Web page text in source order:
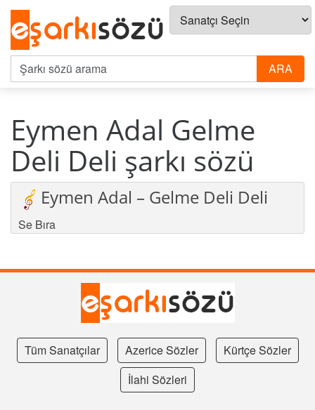
Eymen Adal Gelme
Deli Deli şarkı sözü
Eymen Adal – Gelme Deli Deli
Se Bıra
Tüm Sanatçılar Azerice Sözler
Kürtçe Sözler
İlahi Sözleri